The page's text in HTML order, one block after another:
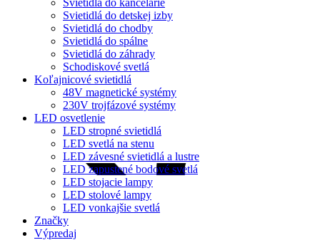
Svietidlá do detskej izby
Svietidlá do chodby
Svietidlá do spálne
Svietidlá do záhrady
Schodiskové svetlá
Koľajnicové svietidlá
48V magnetické systémy
230V trojfázové systémy
LED osvetlenie
LED stropné svietidlá
LED svetlá na stenu
LED závesné svietidlá a lustre
LED zapustené bodové svetlá
LED stojacie lampy
LED stolové lampy
LED vonkajšie svetlá
Značky
Výpredaj